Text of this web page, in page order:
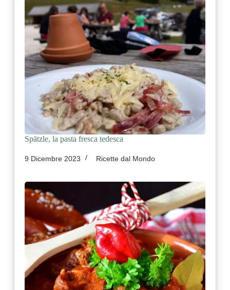
Spätzle, la pasta fresca tedesca
9 Dicembre 2023 Ricette dal Mondo